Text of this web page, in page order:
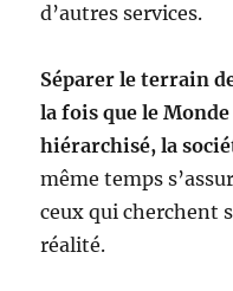
d’autres services.
Séparer le terrain
la fois que le
hiérarchisé, la
même temps
ceux qui cherchent
réalité.